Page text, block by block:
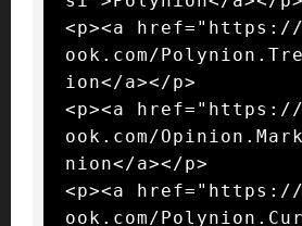
<p><a href="https://
ook.com/
ion</a></p>
<p><a href="https://
ook.com/
nion</a></p>
<p><a href="https://
ook.com/